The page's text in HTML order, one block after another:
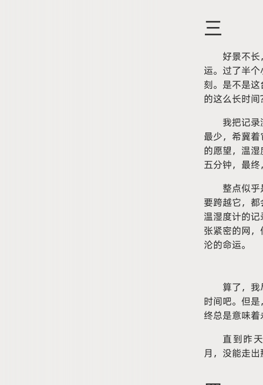
三
好景不长
运。过了半
刻。是不是
的这么长时间
我把记录
最少，希冀
的愿望，温
五分钟，最
整点似乎
要跨越它，
温湿度计的
张紧密的网
沦的命运。
算了，我
时间吧。但
终总是意味着
直到昨
月，没能走